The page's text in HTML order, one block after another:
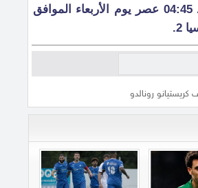
يذكر أن النصر سوف يحل ضيفًا على الفريق الهندي عند 04:45 عصر يوم الأربعاء الموافق
رونالدو